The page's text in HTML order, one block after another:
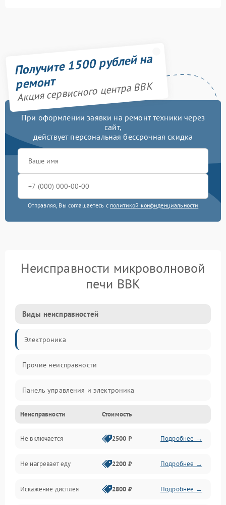
Получите 1500 рублей на
ремонт
Акция сервисного центра BBK
При оформлении заявки на ремонт техники через
сайт,
действует персональная бессрочная скидка
Отправляя, Вы соглашаетесь с политикой конфиденциальности
Неисправности микроволновой
печи BBK
Виды неисправностей
Электроника
Прочие неисправности
Панель управления и электроника
Дверца и корпус
Механика и внутренние элементы
Механические повреждения
Питание и запуск
Неисправности Стоимость
Не включается 2500 ₽ Подробнее →
Не нагревает еду 2200 ₽ Подробнее →
Искажение дисплея 2800 ₽ Подробнее →